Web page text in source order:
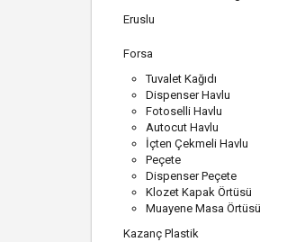
Eruslu
Forsa
Tuvalet Kağıdı
Dispenser Havlu
Fotoselli Havlu
Autocut Havlu
İçten Çekmeli Havlu
Peçete
Dispenser Peçete
Klozet Kapak Örtüsü
Muayene Masa Örtüsü
Kazanç Plastik